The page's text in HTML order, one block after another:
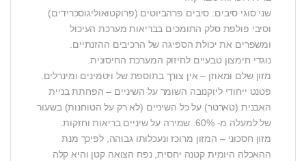
שני סוגי סיבים: סיבים פרהביוטים (פרוקטואוליגוסכרידים)
וסיבי פולפת סלק התומכים בבריאות מערכת העיכול
ומשפרים את יכולת הספיגה של הרכיבים ההזנתיים.
נוגדי חימצון טבעיים לחיזוק המערכת החיסונית.
מזון שלם ומאוזן – אין צורך בתוספת של ויטמינים ומינרלים.
פטנט ייחודי ליוקנובה השומר על השיניים – הפחתת בניית
האבנית (טארטר) על כל השיניים (לא רק על הטוחנות) בשעור
של למעלה מ- 60%. שמירה על שיניים בריאות וחזקות.
מזון חסכוני – המזון מרוכז ונעכלותו גבוהה, לפיכך מנת
ההאכלה היומית קטנה יחסית, נפח הצואה קטן והיא קלה